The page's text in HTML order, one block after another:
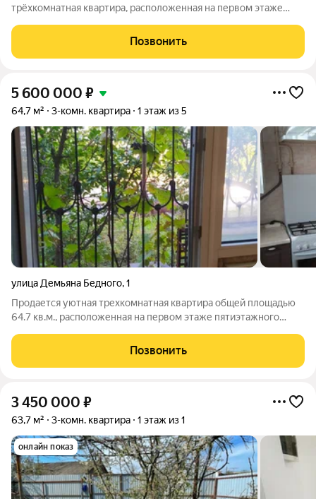
трёхкомнатная квартира, расположенная на первом этаже
идеальное решение для тех, кто ищет комфортное жильё без
лишних лестниц, с собственным
Позвонить
5 600 000 ₽
64,7 м² 3-комн. квартира 1 этаж из 5
улица Демьяна Бедного,1
Продается уютная трехкомнатная квартира общей площадью
64.7 кв.м., расположенная на первом этаже пятиэтажного
центре города Крымска, но в тихом, спокойном месте, на улице
Демьяна Бедного 1,
Позвонить
3 450 000 ₽
63,7 м² 3-комн. квартира 1 этаж из 1
онлайн показ